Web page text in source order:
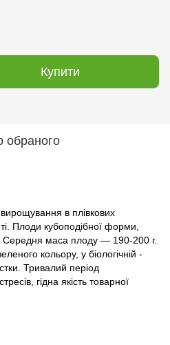
Купити
обраного
в плівкових
Плоди кубоподібної форми,
Середня маса плоду — 190-200 г.
кольору, у біологічній -
Тривалий період
гідна якість товарної